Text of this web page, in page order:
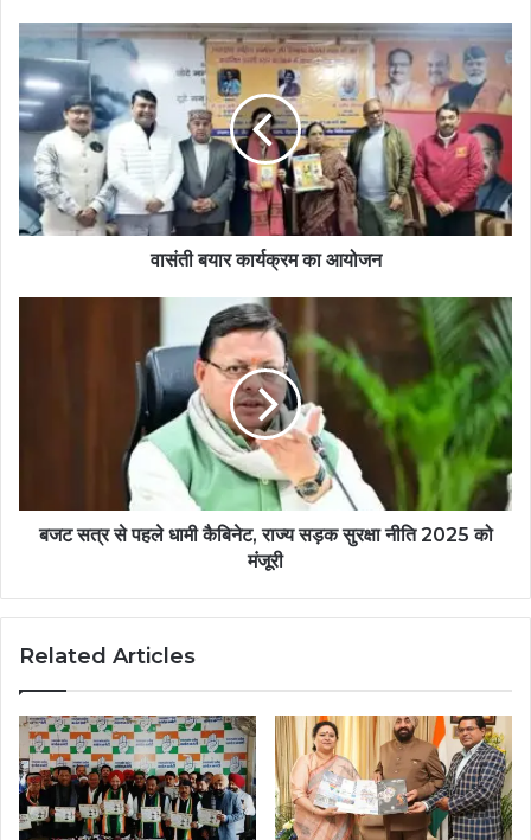
वासंती बयार कार्यक्रम का आयोजन
बजट सत्र से पहले धामी कैबिनेट, राज्य सड़क सुरक्षा नीति 2025 को
मंजूरी
Related Articles